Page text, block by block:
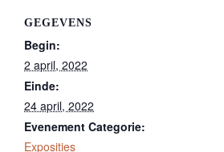
GEGEVENS
Begin:
2 april, 2022
Einde:
24 april, 2022
Evenement Categorie:
Exposities